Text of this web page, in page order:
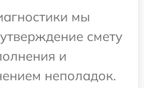
мы
смету
и
неполадок.